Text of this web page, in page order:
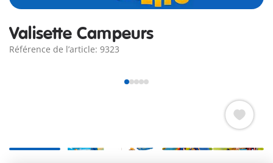
Valisette Campeurs
Référence de l’article: 9323